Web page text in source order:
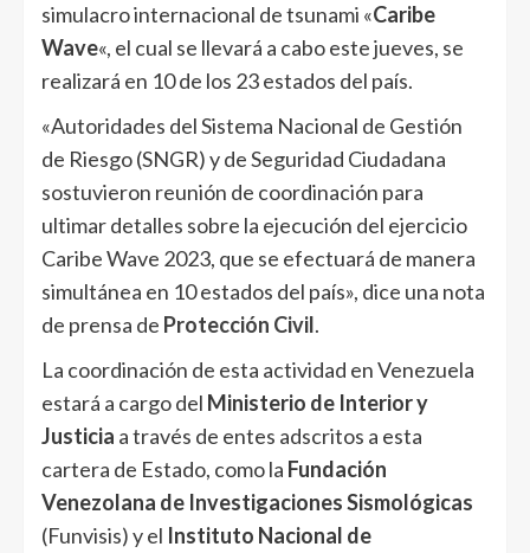
simulacro internacional de tsunami «Caribe
Wave«, el cual se llevará a cabo este jueves, se
realizará en 10 de los 23 estados del país.
«Autoridades del Sistema Nacional de Gestión
de Riesgo (SNGR) y de Seguridad Ciudadana
sostuvieron reunión de coordinación para
ultimar detalles sobre la ejecución del ejercicio
Caribe Wave 2023, que se efectuará de manera
simultánea en 10 estados del país», dice una nota
de prensa de Protección Civil.
La coordinación de esta actividad en Venezuela
estará a cargo del Ministerio de Interior y
Justicia a través de entes adscritos a esta
cartera de Estado, como la Fundación
Venezolana de Investigaciones Sismológicas
(Funvisis) y el Instituto Nacional de